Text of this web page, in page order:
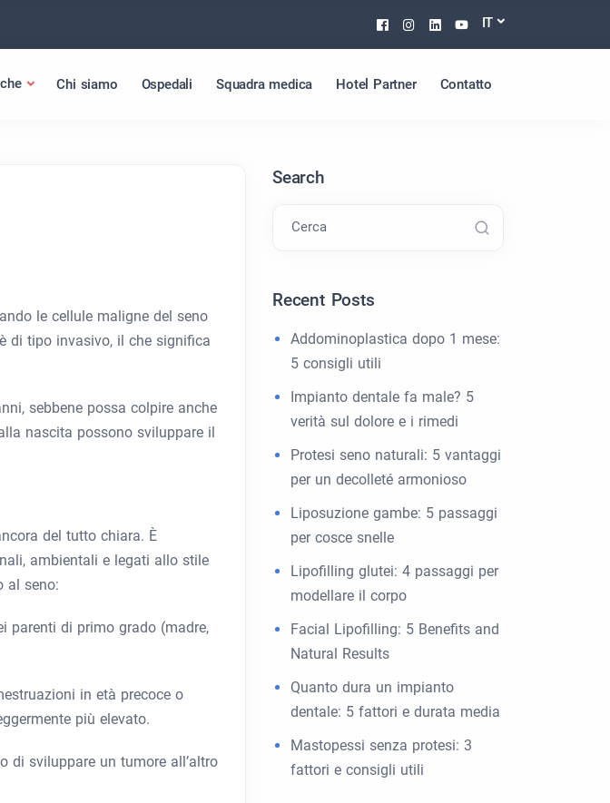
Facebook
Instagram
Linkedin
Youtube
IT
Chi siamo Ospedali Squadra medica Hotel Partner Contatto
le cellule maligne del seno
di tipo invasivo, il che significa
sebbene possa colpire anche
nascita possono sviluppare il
del tutto chiara. È
ambientali e legati allo stile
al seno:
parenti di primo grado (madre,
in età precoce o
più elevato.
di sviluppare un tumore all’altro
Search
Cerca
Recent Posts
Addominoplastica dopo 1 mese:
5 consigli utili
Impianto dentale fa male? 5
verità sul dolore e i rimedi
Protesi seno naturali: 5 vantaggi
per un decolleté armonioso
Liposuzione gambe: 5 passaggi
per cosce snelle
Lipofilling glutei: 4 passaggi per
modellare il corpo
Facial Lipofilling: 5 Benefits and
Natural Results
Quanto dura un impianto
dentale: 5 fattori e durata media
Mastopessi senza protesi: 3
fattori e consigli utili